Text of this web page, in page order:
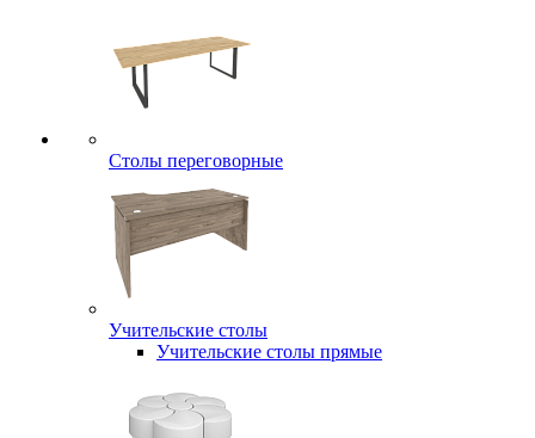
Столы переговорные
Учительские столы
Учительские столы прямые